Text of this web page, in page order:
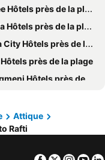
M
Hotel near Athens Airport
Rooms Lavrio
Boutique Hotel & Spa
Near Athens Airports
White Complex
Hôtels près de la plage
Hôtels près de la plage
Hôtels près de la plage
près de la plage
Hôtels près de la plage
Hôtels près de la plage
Hôtels près de la plage
Attique
Rafti